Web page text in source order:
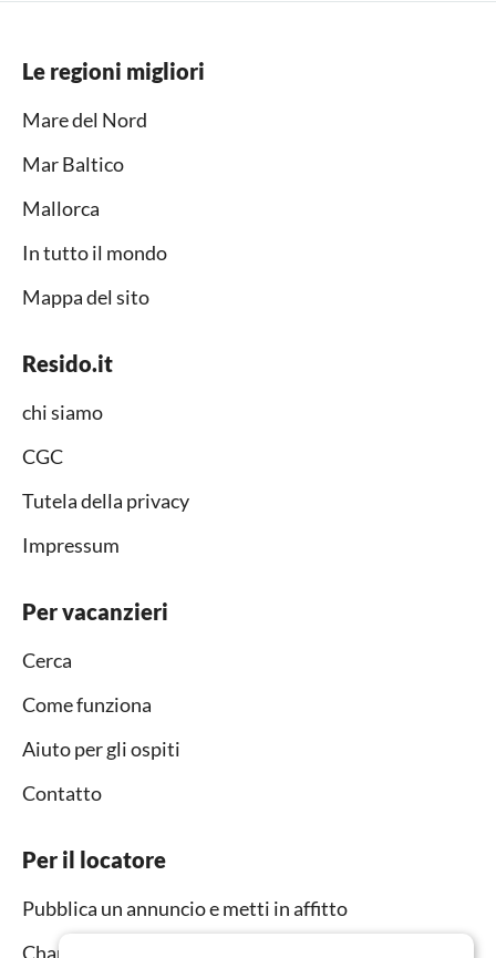
Le regioni migliori
Mare del Nord
Mar Baltico
Mallorca
In tutto il mondo
Mappa del sito
Resido.it
chi siamo
CGC
Tutela della privacy
Impressum
Per vacanzieri
Cerca
Come funziona
Aiuto per gli ospiti
Contatto
Per il locatore
Pubblica un annuncio e metti in affitto
Channel Manager